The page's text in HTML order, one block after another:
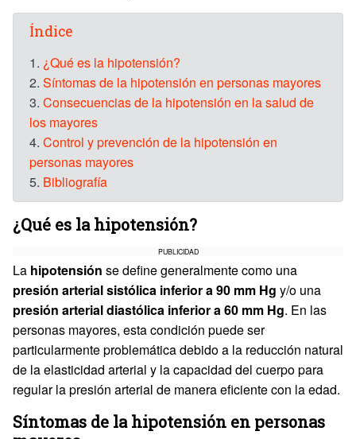
Índice
1. ¿Qué es la hipotensión?
2. Síntomas de la hipotensión en personas mayores
3. Consecuencias de la hipotensión en la salud de
los mayores
4. Control y prevención de la hipotensión en
personas mayores
5. Bibliografía
¿Qué es la hipotensión?
PUBLICIDAD
La hipotensión se define generalmente como una
presión arterial sistólica inferior a 90 mm Hg y/o una
presión arterial diastólica inferior a 60 mm Hg. En las
personas mayores, esta condición puede ser
particularmente problemática debido a la reducción natural
de la elasticidad arterial y la capacidad del cuerpo para
regular la presión arterial de manera eficiente con la edad.
Síntomas de la hipotensión en personas